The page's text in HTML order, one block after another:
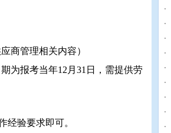
商管理相关内容）
为报考当年12月31日，需提供劳
经验要求即可。